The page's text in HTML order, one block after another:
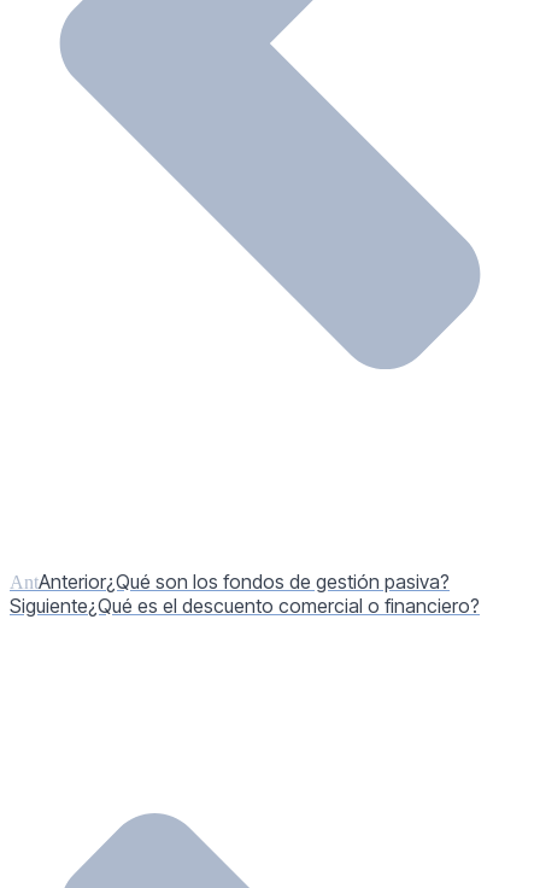
AntAnterior¿Qué son los fondos de gestión pasiva?
Siguiente¿Qué es el descuento comercial o financiero?